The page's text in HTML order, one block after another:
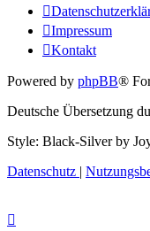
Impressum
Kontakt
Powered by phpBB®
Deutsche Übersetzung
Style: Black-Silver by
Datenschutz |